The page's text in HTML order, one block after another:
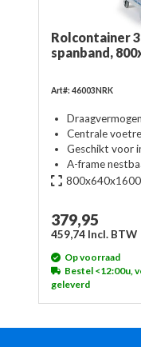
Rolcontainer
spanband,
Art#: 46003NRK
Centrale
Geschikt voor
A-frame
800x640x1600
379,95
459,74 Incl. BTW
Op voorraad
Bestel <12:00u,
geleverd